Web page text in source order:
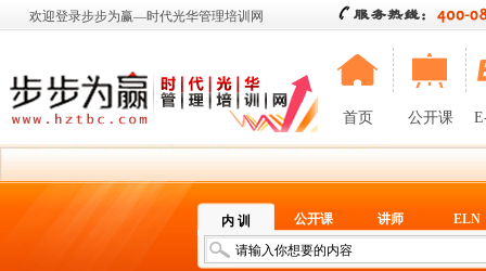
欢迎登录步步为赢—时代光华管理培训网
首页 公开课
内 训 公开课 讲师 ELN